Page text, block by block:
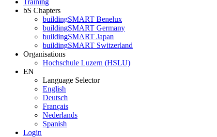
Training
bS Chapters
buildingSMART Benelux
buildingSMART Germany
buildingSMART Japan
buildingSMART Switzerland
Organisations
Hochschule Luzern (HSLU)
EN
Language Selector
English
Deutsch
Français
Nederlands
Spanish
Login